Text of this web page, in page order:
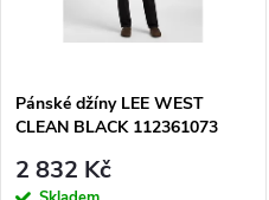
p
r
s
p
Pánské džíny LEE WEST
CLEAN BLACK 112361073
2 832 Kč